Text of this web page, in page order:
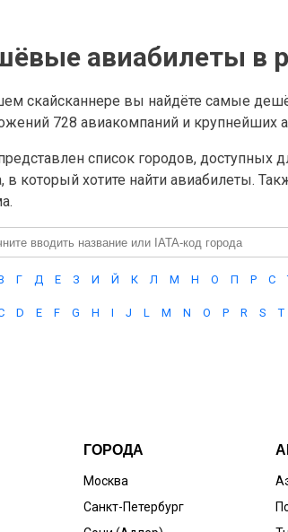
авиабилеты в
скайсканнере вы найдёте самые
728 авиакомпаний и крупнейших
список городов, доступных
в который хотите найти авиабилеты.
Г Д Е З И Й К Л М Н О П Р С
D E F G H I J L M N O P R S T
ГОРОДА
Москва
Санкт-Петербург